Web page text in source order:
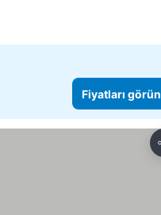
Fiyatları görün